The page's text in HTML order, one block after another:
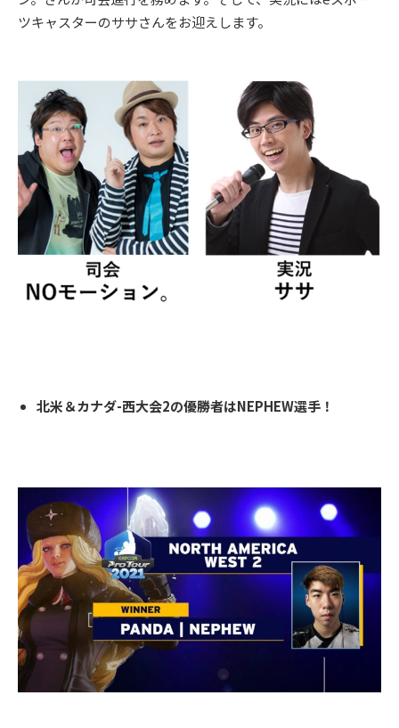
ツキャスターのササさんをお迎えします。
北米＆カナダ-西大会2の優勝者はNEPHEW選手！